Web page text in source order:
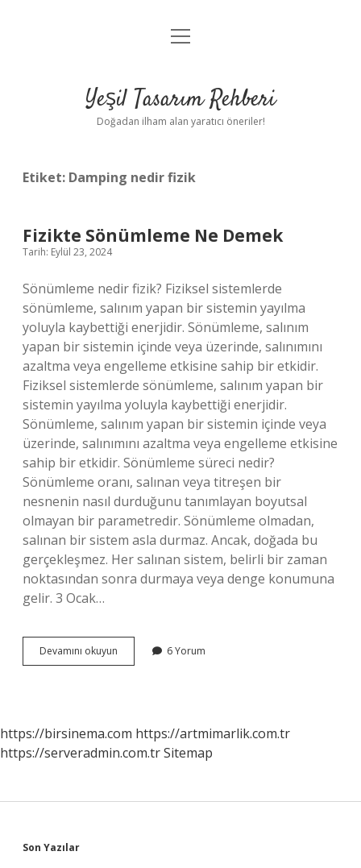
Anasayfa
Yasal Uyarı
menüyü
Yeşil Tasarım Rehberi
Doğadan ilham alan yaratıcı öneriler!
Etiket: Damping nedir fizik
Fizikte Sönümleme Ne Demek
Tarih: Eylül 23, 2024
Sönümleme nedir fizik? Fiziksel sistemlerde
sönümleme, salınım yapan bir sistemin yayılma
yoluyla kaybettiği enerjidir. Sönümleme, salınım
yapan bir sistemin içinde veya üzerinde, salınımını
azaltma veya engelleme etkisine sahip bir etkidir.
Fiziksel sistemlerde sönümleme, salınım yapan bir
sistemin yayılma yoluyla kaybettiği enerjidir.
Sönümleme, salınım yapan bir sistemin içinde veya
üzerinde, salınımını azaltma veya engelleme etkisine
sahip bir etkidir. Sönümleme süreci nedir?
Sönümleme oranı, salınan veya titreşen bir
nesnenin nasıl durduğunu tanımlayan boyutsal
olmayan bir parametredir. Sönümleme olmadan,
salınan bir sistem asla durmaz. Ancak, doğada bu
gerçekleşmez. Her salınan sistem, belirli bir zaman
noktasından sonra durmaya veya denge konumuna
gelir. 3 Ocak…
Devamını okuyun
Sönümleme
6 Yorum
https://birsinema.com https://artmimarlik.com.tr
https://serveradmin.com.trSitemap
Sidebar
Son Yazılar